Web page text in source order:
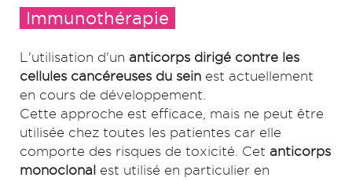
Immunothérapie
L'utilisation d'un anticorps dirigé contre les
cellules cancéreuses du sein est actuellement
en cours de développement.
Cette approche est efficace, mais ne peut être
utilisée chez toutes les patientes car elle
comporte des risques de toxicité. Cet anticorps
monoclonal est utilisé en particulier en